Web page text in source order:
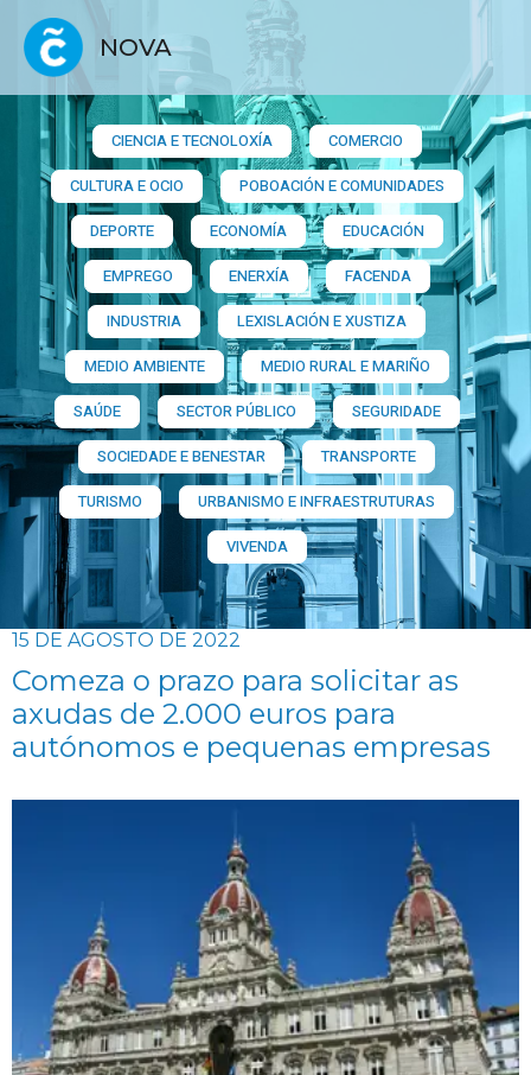
NOVA
CIENCIA E TECNOLOXÍA
COMERCIO
CULTURA E OCIO
POBOACIÓN E COMUNIDADES
DEPORTE
ECONOMÍA
EDUCACIÓN
EMPREGO
ENERXÍA
FACENDA
INDUSTRIA
LEXISLACIÓN E XUSTIZA
MEDIO AMBIENTE
MEDIO RURAL E MARIÑO
SAÚDE
SECTOR PÚBLICO
SEGURIDADE
SOCIEDADE E BENESTAR
TRANSPORTE
TURISMO
URBANISMO E INFRAESTRUTURAS
VIVENDA
15 DE AGOSTO DE 2022
Comeza o prazo para solicitar as
axudas de 2.000 euros para
autónomos e pequenas empresas